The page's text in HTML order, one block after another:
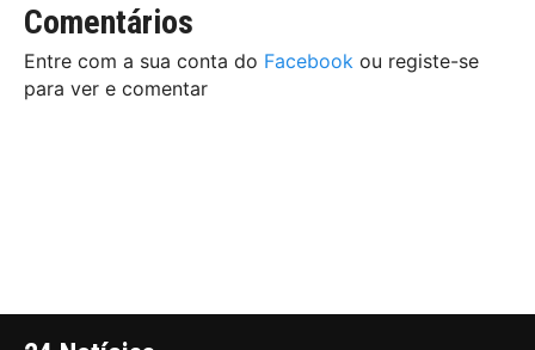
Comentários
Entre com a sua conta do Facebook ou registe-se
para ver e comentar